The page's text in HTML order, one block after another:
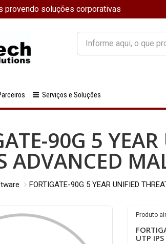
provendo soluções corporativas
O
que
você
Serviços e Soluções
90G 5
ADVANCED
FORTIGATE-90G 5 YEAR UNIFIED
Produto
UTP